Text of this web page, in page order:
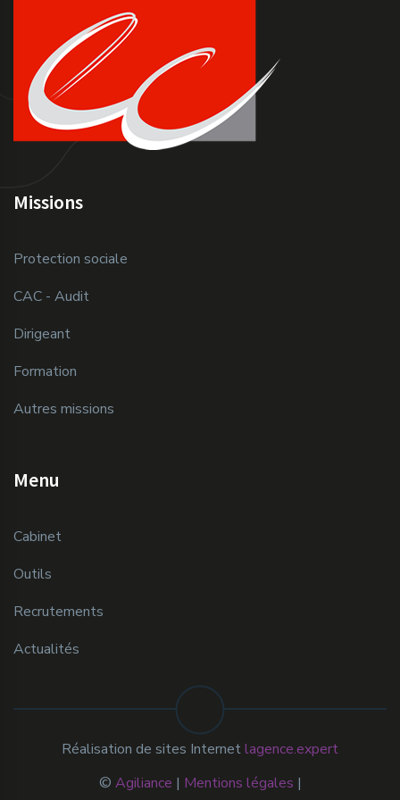
Missions
Protection sociale
CAC - Audit
Dirigeant
Formation
Autres missions
Menu
Cabinet
Outils
Recrutements
Actualités
© Agiliance | Mentions légales |
Réalisation de sites Internetlagence.expert